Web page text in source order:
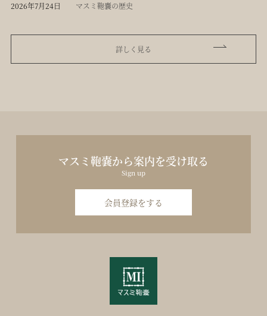
2026年7月24日 マスミ鞄嚢の歴史
詳しく見る
マスミ鞄嚢から案内を受け取る
Sign up
会員登録をする